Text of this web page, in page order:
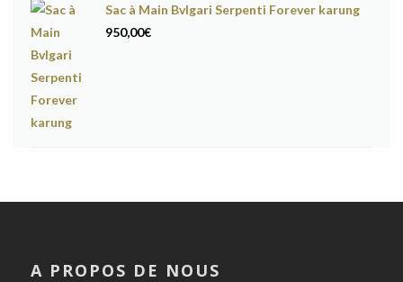
Sac à Main Bvlgari Serpenti Forever karung
950,00€
A PROPOS DE NOUS